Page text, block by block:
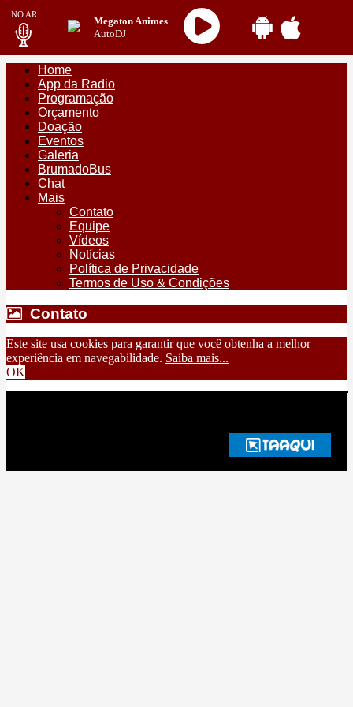
NO AR
Megaton Animes
AutoDJ
Home
App da Radio
Programação
Orçamento
Doação
Eventos
Galeria
BrumadoBus
Chat
Mais
Contato
Equipe
Vídeos
Notícias
Política de Privacidade
Termos de Uso & Condições
Contato
Este site usa cookies para garantir que você obtenha a melhor
experiência em navegabilidade. Saiba mais...
OK